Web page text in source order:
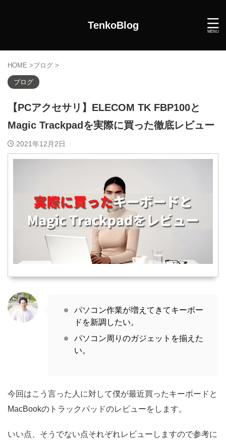
TenkoBlog
HOME >ブログ >
ブログ
【PCアクセサリ】ELECOM TK FBP100と
Magic Trackpadを実際に買った徹底レビュー
2021年12月2日
パソコン作業が増えてきてキーボー
ドを新調したい。
パソコン周りのガジェットを揃えた
い。
今回はこう言った人に対して僕が最近買ったキーボードと
MacBookのトラックパッドのレビューをします。
いい点、そうでない点それぞれレビューしますので参考に